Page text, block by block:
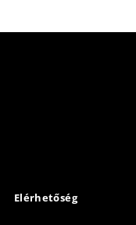
Elérhetőség